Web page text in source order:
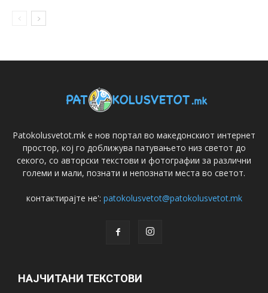
Patokolusvetot.mk е нов портал во македонскиот интернет
простор, кој го доближува патувањето низ светот до
секого, со авторски текстови и фотографии за различни
големи и мали, познати и непознати места во светот.
контактирајте не': patokolusvetot@patokolusvetot.mk
НАЈЧИТАНИ ТЕКСТОВИ